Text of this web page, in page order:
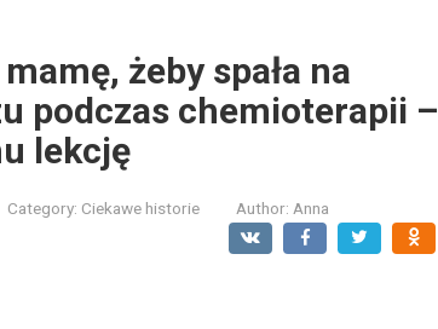
żeby spała na
podczas chemioterapii –
lekcję
Category: Ciekawe historie Author: Anna